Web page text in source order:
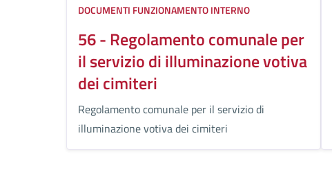
DOCUMENTI FUNZIONAMENTO INTERNO
56 - Regolamento comunale per
il servizio di illuminazione votiva
dei cimiteri
Regolamento comunale per il servizio di
illuminazione votiva dei cimiteri